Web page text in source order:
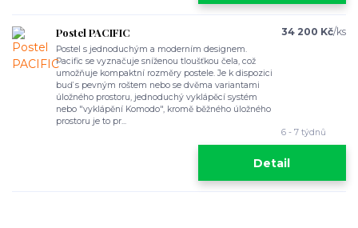
Postel PACIFIC
Postel s jednoduchým a moderním designem.
Pacific se vyznačuje sníženou tloušťkou čela, což
umožňuje kompaktní rozměry postele. Je k dispozici
buď s pevným roštem nebo se dvěma variantami
úložného prostoru, jednoduchý vyklápěcí systém
nebo "vyklápění Komodo", kromě běžného úložného
prostoru je to pr...
34 200 Kč/ks
6 - 7 týdnů
Detail